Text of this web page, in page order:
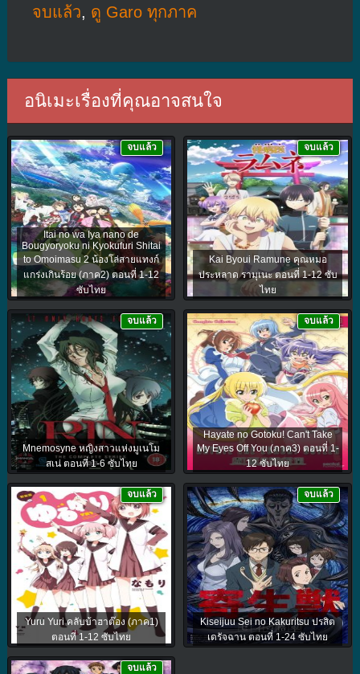
จบแล้ว, ดู Garo ทุกภาค
อนิเมะเรื่องที่คุณอาจสนใจ
Itai no wa Iya nano de
Bougyoryoku ni Kyokufuri Shitai
to Omoimasu 2 น้องโล่สายแทงก์
แกร่งเกินร้อย (ภาค2) ตอนที่ 1-12
ซับไทย
จบแล้ว
Kai Byoui Ramune คุณหมอ
ประหลาด รามุเนะ ตอนที่ 1-12 ซับ
ไทย
จบแล้ว
Mnemosyne หญิงสาวแห่งมูเนโม
สเน่ ตอนที่ 1-6 ซับไทย
จบแล้ว
Hayate no Gotoku! Can't Take
My Eyes Off You (ภาค3) ตอนที่ 1-
12 ซับไทย
จบแล้ว
Yuru Yuri คลับบ้าฮาต๊อง (ภาค1)
ตอนที่ 1-12 ซับไทย
จบแล้ว
Kiseijuu Sei no Kakuritsu ปรสิต
เดรัจฉาน ตอนที่ 1-24 ซับไทย
จบแล้ว
จบแล้ว